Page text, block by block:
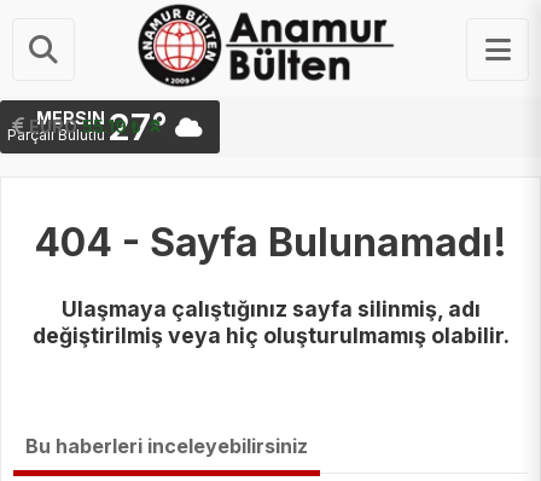
EURO 55.19 ₺
STERLIN 64.44 ₺
MERSIN
Parçalı Bulutlu 27°
404 - Sayfa Bulunamadı!
Ulaşmaya çalıştığınız sayfa silinmiş, adı
değiştirilmiş veya hiç oluşturulmamış olabilir.
Bu haberleri inceleyebilirsiniz